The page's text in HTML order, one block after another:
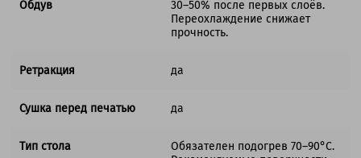
Обдув
30–50% после первых слоёв.
Переохлаждение снижает
прочность.
Ретракция да
Сушка перед печатью да
Тип стола
Обязателен подогрев 70–90°C.